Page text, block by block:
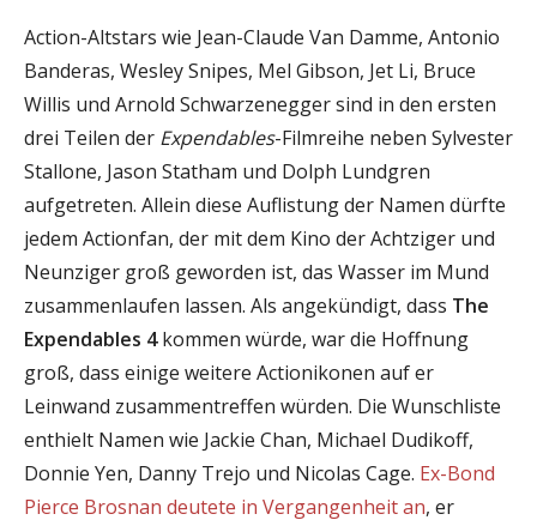
Action-Altstars wie Jean-Claude Van Damme, Antonio
Banderas, Wesley Snipes, Mel Gibson, Jet Li, Bruce
Willis und Arnold Schwarzenegger sind in den ersten
drei Teilen der Expendables-Filmreihe neben Sylvester
Stallone, Jason Statham und Dolph Lundgren
aufgetreten. Allein diese Auflistung der Namen dürfte
jedem Actionfan, der mit dem Kino der Achtziger und
Neunziger groß geworden ist, das Wasser im Mund
zusammenlaufen lassen. Als angekündigt, dass The
Expendables 4kommen würde, war die Hoffnung
groß, dass einige weitere Actionikonen auf er
Leinwand zusammentreffen würden. Die Wunschliste
enthielt Namen wie Jackie Chan, Michael Dudikoff,
Donnie Yen, Danny Trejo und Nicolas Cage. Ex-Bond
Pierce Brosnan deutete in Vergangenheit an, er